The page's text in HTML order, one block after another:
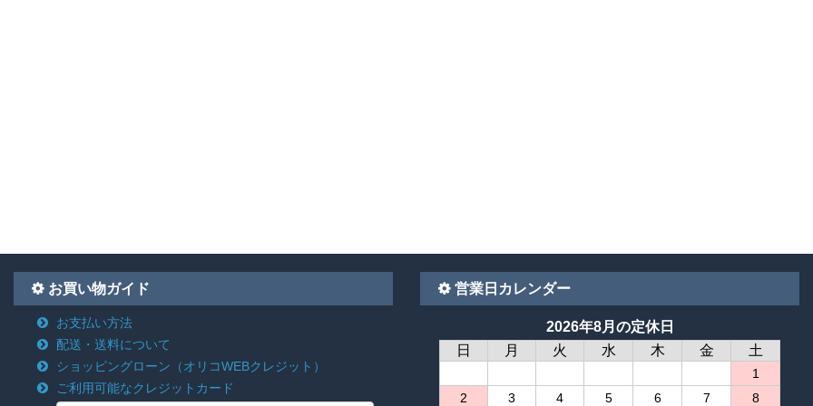
お買い物ガイド
お支払い方法
配送・送料について
ショッピングローン （オリコWEBクレジット）
ご利用可能なクレジットカード
営業日カレンダー
2026年8月の定休日
日
月 火 水 木 金 土
1
2
3 4 5 6 7 8